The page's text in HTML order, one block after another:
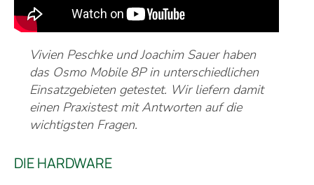
Vivien Peschke und Joachim Sauer haben
das Osmo Mobile 8P in unterschiedlichen
Einsatzgebieten getestet. Wir liefern damit
einen Praxistest mit Antworten auf die
wichtigsten Fragen.
DIE HARDWARE